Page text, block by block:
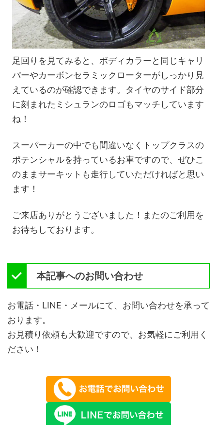
足回りを見てみると、ボディカラーと同じキャリ
パーやカーボンセラミックローターがしっかり見
えているのが確認できます。タイヤのサイド部分
に刻まれたミシュランのロゴもマッチしています
ね！
スーパーカーの中でも間違いなくトップクラスの
ポテンシャルを持っているお車ですので、ぜひこ
のままサーキットも走行していただければと思い
ます！
ご来店ありがとうございました！またのご利用を
お待ちしております。
本記事へのお問い合わせ
お電話・LINE・メールにて、お問い合わせを承って
おります。
お見積り依頼も大歓迎ですので、お気軽にご利用く
ださい！